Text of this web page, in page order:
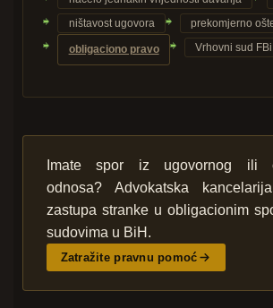
ništavost ugovora
prekomjerno
obligaciono pravo Vrhovni sud
Imate spor iz ugovornog ili
odnosa? Advokatska
zastupa stranke u obligacionim
sudovima u BiH.
Zatražite pravnu pomoć